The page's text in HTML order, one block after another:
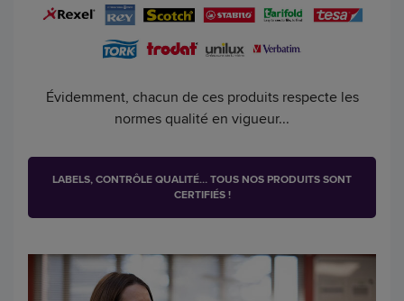
Évidemment, chacun de ces produits respecte les
normes qualité en vigueur...
LABELS, CONTRÔLE QUALITÉ… TOUS NOS PRODUITS SONT
CERTIFIÉS !